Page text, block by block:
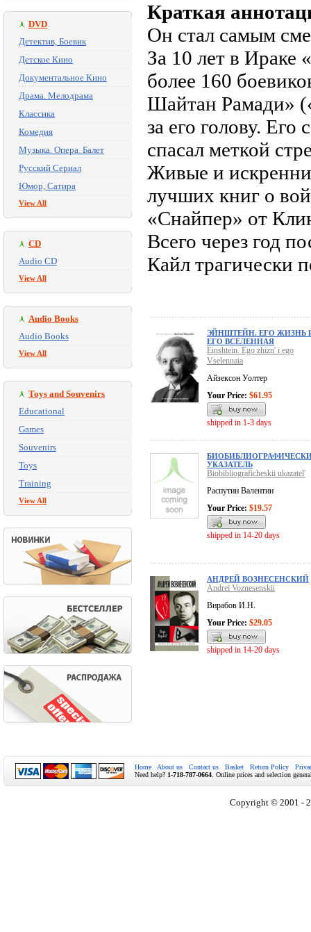
DVD
Детектив, Боевик
Детское Кино
Документальное Кино
Драма. Мелодрама
Классика
Комедия
Музыка. Опера. Балет
Русский Сериал
Юмор, Сатира
View All
CD
Audio CD
View All
Audio Books
Audio Books
View All
Toys and Souvenirs
Educational
Games
Souvenirs
Toys
Training
View All
Краткая
Он стал самым
За 10 лет в
более 160
Шайтан Рамади»
за его голову.
спасал меткой
Живые и
лучших книг о
«Снайпер» от
Всего через год
Кайл трагически
ЭЙНШТЕЙН. ЕГО ЖИЗНЬ
ЕГО ВСЕЛЕННАЯ
Einshtein. Ego zhizn' i ego
Vselennaia
Айзексон Уолтер
Your Price: $61.95
shipped in 1-3 days
УКАЗАТЕЛЬ
Biobibliograficheskii ukazatel'
Распутин Валентин
Your Price: $19.57
shipped in 14-20 days
АНДРЕЙ ВОЗНЕСЕНСКИЙ
Andrei Voznesenskii
Вирабов И.Н.
Your Price: $29.05
shipped in 14-20 days
Home About us Contact us Basket Return Policy
Need help? 1-718-787-0664 . Online prices and selection
Copyright © 2001 -